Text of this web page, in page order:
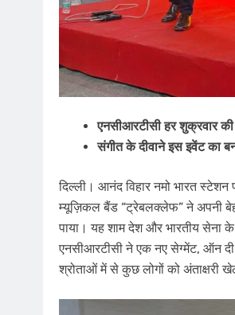
एनसीआरटीसी हर शुक्रवार की
संगीत के दीवाने इस इवेंट का
दिल्ली। आनंद विहार नमो भारत
म्यूज़िकल बैंड “ट्रेबलक्लेफ” ने अपनी
पाया। यह शाम देश और भारतीय सेना
एनसीआरटीसी ने एक नए सेग्मेंट, ऑन दी
श्रोताओं में से कुछ लोगों को अंताक्षरी